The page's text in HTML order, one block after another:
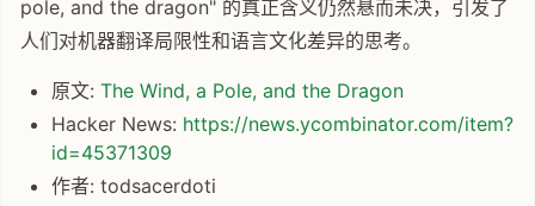
pole, and the dragon" 的真正含义仍然悬而未决，引发了
人们对机器翻译局限性和语言文化差异的思考。
原文: The Wind, a Pole, and the Dragon
Hacker News: https://news.ycombinator.com/item?
id=45371309
作者: todsacerdoti